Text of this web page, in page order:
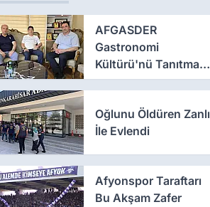
AFGASDER
Gastronomi
Kültürü'nü Tanıtmak
İçin Çalışıyor
Oğlunu Öldüren Zanlı
İle Evlendi
Afyonspor Taraftarı
Bu Akşam Zafer